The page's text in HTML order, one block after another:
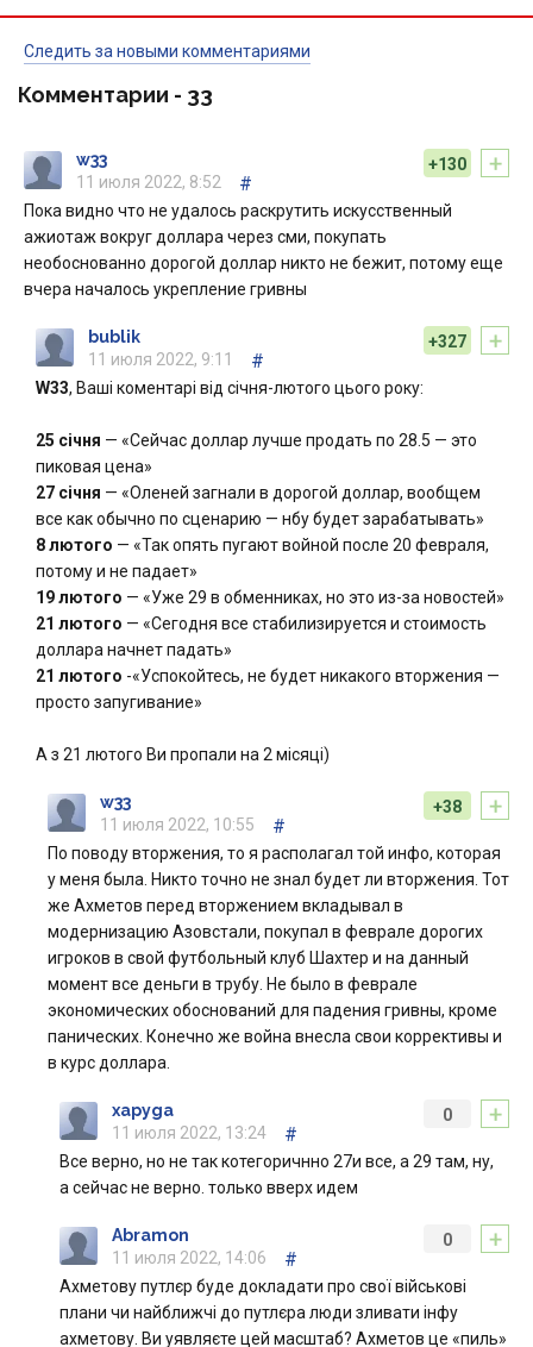
Следить за новыми комментариями
Комментарии - 33
+
+130
w33
11 июля 2022, 8:52
#
Пока видно что не удалось раскрутить искусственный
ажиотаж вокруг доллара через сми, покупать
необоснованно дорогой доллар никто не бежит, потому еще
вчера началось укрепление гривны
+
+327
bublik
11 июля 2022, 9:11
#
W33, Ваші коментарі від січня-лютого цього року:
25 січня — «Сейчас доллар лучше продать по 28.5 — это
пиковая цена»
27 січня — «Оленей загнали в дорогой доллар, вообщем
все как обычно по сценарию — нбу будет зарабатывать»
8 лютого — «Так опять пугают войной после 20 февраля,
потому и не падает»
19 лютого — «Уже 29 в обменниках, но это из-за новостей»
21 лютого — «Сегодня все стабилизируется и стоимость
доллара начнет падать»
21 лютого -«Успокойтесь, не будет никакого вторжения —
просто запугивание»
А з 21 лютого Ви пропали на 2 місяці)
+
+38
w33
11 июля 2022, 10:55
#
По поводу вторжения, то я располагал той инфо, которая
у меня была. Никто точно не знал будет ли вторжения. Тот
же Ахметов перед вторжением вкладывал в
модернизацию Азовстали, покупал в феврале дорогих
игроков в свой футбольный клуб Шахтер и на данный
момент все деньги в трубу. Не было в феврале
экономических обоснований для падения гривны, кроме
панических. Конечно же война внесла свои коррективы и
в курс доллара.
+
0
xapyga
11 июля 2022, 13:24
#
Все верно, но не так котегоричнно 27и все, а 29 там, ну,
а сейчас не верно. только вверх идем
+
0
Abramon
11 июля 2022, 14:06
#
Ахметову путлєр буде докладати про свої військові
плани чи найближчі до путлєра люди зливати інфу
ахметову. Ви уявляєте цей масштаб? Ахметов це «пиль»